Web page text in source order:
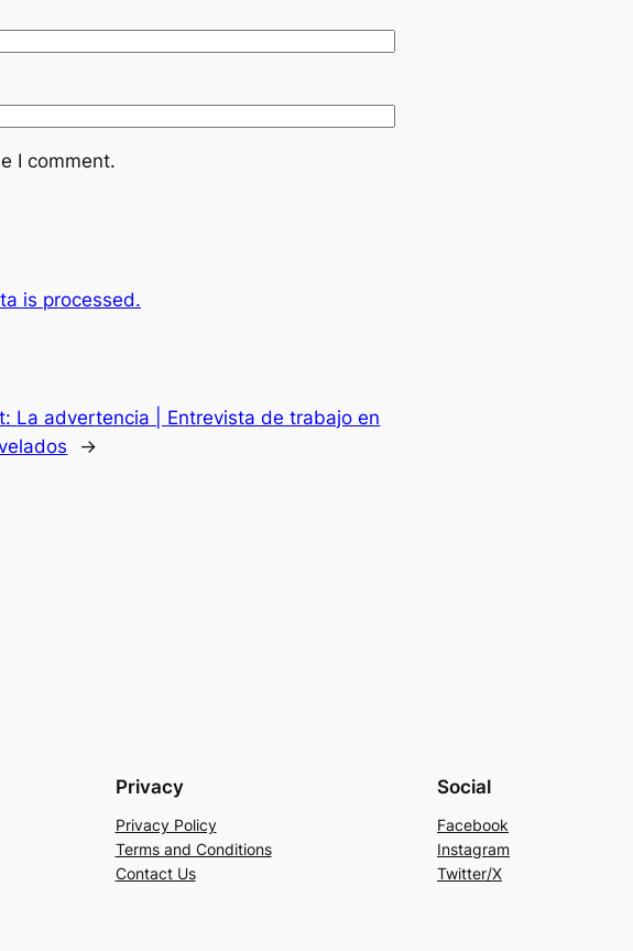
I comment.
is processed.
La advertencia | Entrevista de trabajo en
→
Privacy
Privacy Policy
Terms and Conditions
Contact Us
Social
Facebook
Instagram
Twitter/X